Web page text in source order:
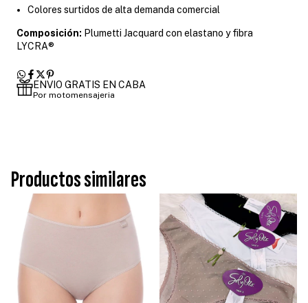
Colores surtidos de alta demanda comercial
Composición: Plumetti Jacquard con elastano y fibra
LYCRA®
ENVIO GRATIS EN CABA
Por motomensajeria
Productos similares